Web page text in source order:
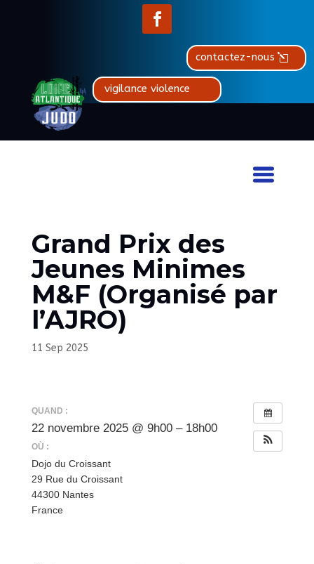
contactez-nous
vigilance violence
Grand Prix des
Jeunes Minimes
M&F (Organisé par
l’AJRO)
11 Sep 2025
QUAND :
22 novembre 2025 @ 9h00 – 18h00
OÙ :
Dojo du Croissant
29 Rue du Croissant
44300 Nantes
France